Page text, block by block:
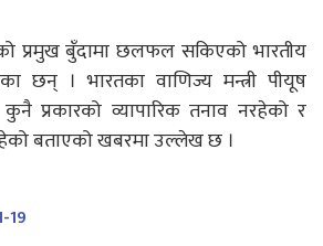
प्रमुख बुँदामा छलफल सकिएको भारतीय
छन् । भारतका वाणिज्य मन्त्री पीयूष
प्रकारको व्यापारिक तनाव नरहेको र
बताएको खबरमा उल्लेख छ ।
19